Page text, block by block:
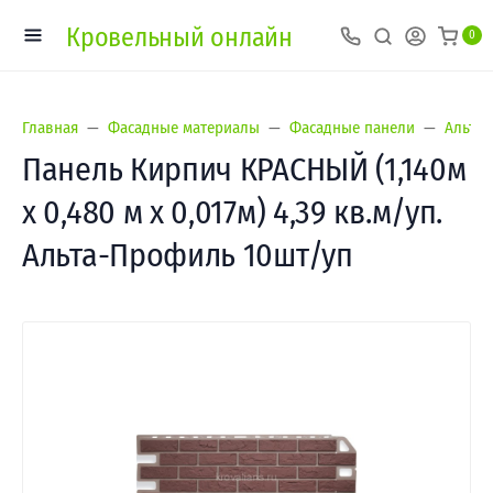
Кровельный онлайн 0
Главная Фасадные материалы Фасадные панели
Панель Кирпич КРАСНЫЙ (1,140м
х 0,480 м х 0,017м) 4,39 кв.м/уп.
Альта-Профиль 10шт/уп